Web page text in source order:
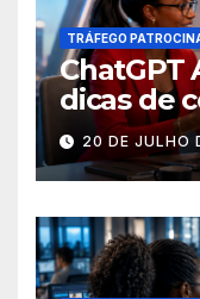
TRÁFEGO
ChatGPT
dicas de
buscas
20 DE JULHO